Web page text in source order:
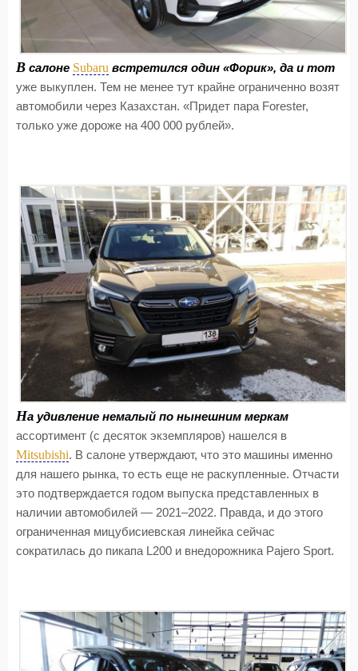
В салоне Subaru встретился один «Форик», да и тот
уже выкуплен. Тем не менее тут крайне ограниченно возят
автомобили через Казахстан. «Придет пара Forester,
только уже дороже на 400 000 рублей».
На удивление немалый по нынешним меркам
ассортимент (с десяток экземпляров) нашелся в
Mitsubishi. В салоне утверждают, что это машины именно
для нашего рынка, то есть еще не раскупленные. Отчасти
это подтверждается годом выпуска представленных в
наличии автомобилей — 2021–2022. Правда, и до этого
ограниченная мицубисиевская линейка сейчас
сократилась до пикапа L200 и внедорожника Pajero Sport.